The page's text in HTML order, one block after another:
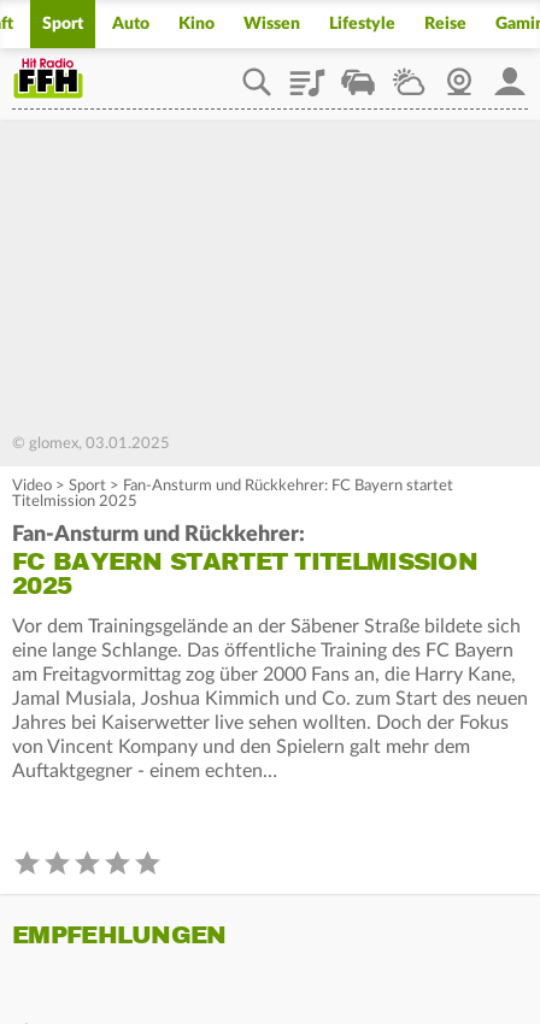
Sport Auto Kino Wissen Lifestyle Reise
PlaylistStaupilotWetterWebcam
© glomex, 03.01.2025
Video > Sport > Fan-Ansturm und Rückkehrer: FC Bayern startet
Titelmission 2025
Fan-Ansturm und Rückkehrer:
FC BAYERN STARTET TITELMISSION
2025
Vor dem Trainingsgelände an der Säbener Straße bildete sich
eine lange Schlange. Das öffentliche Training des FC Bayern
am Freitagvormittag zog über 2000 Fans an, die Harry Kane,
Jamal Musiala, Joshua Kimmich und Co. zum Start des neuen
Jahres bei Kaiserwetter live sehen wollten. Doch der Fokus
von Vincent Kompany und den Spielern galt mehr dem
Auftaktgegner - einem echten…
EMPFEHLUNGEN